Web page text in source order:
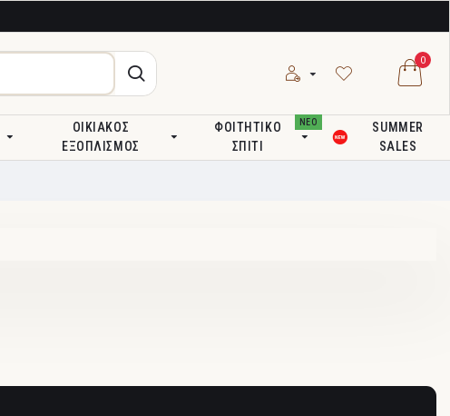
0
ΟΙΚΙΑΚΌΣ
ΕΞΟΠΛΙΣΜΌΣ
ΦΟΙΤΗΤΙΚΌ
ΣΠΊΤΙ
ΝΕΟ
SUMMER
SALES